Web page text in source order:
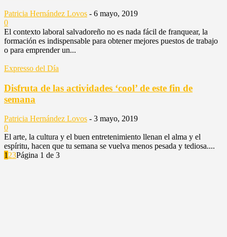
Patricia Hernández Lovos - 6 mayo, 2019
0
El contexto laboral salvadoreño no es nada fácil de franquear, la
formación es indispensable para obtener mejores puestos de trabajo
o para emprender un...
Expresso del Día
Disfruta de las actividades ‘cool’ de este fin de
semana
Patricia Hernández Lovos - 3 mayo, 2019
0
El arte, la cultura y el buen entretenimiento llenan el alma y el
espíritu, hacen que tu semana se vuelva menos pesada y tediosa....
123Página 1 de 3